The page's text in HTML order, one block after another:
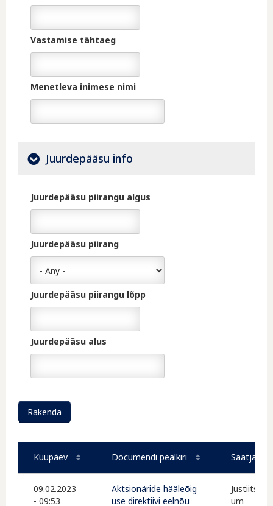
Vastamise tähtaeg
Menetleva inimese nimi
Juurdepääsu info
Juurdepääsu piirangu algus
Juurdepääsu piirang
Juurdepääsu piirangu lõpp
Juurdepääsu alus
Kuupäev Documendi pealkiri Saatja /
09.02.2023
- 09:53
Aktsionäride hääleõig
use direktiivi eelnõu
um